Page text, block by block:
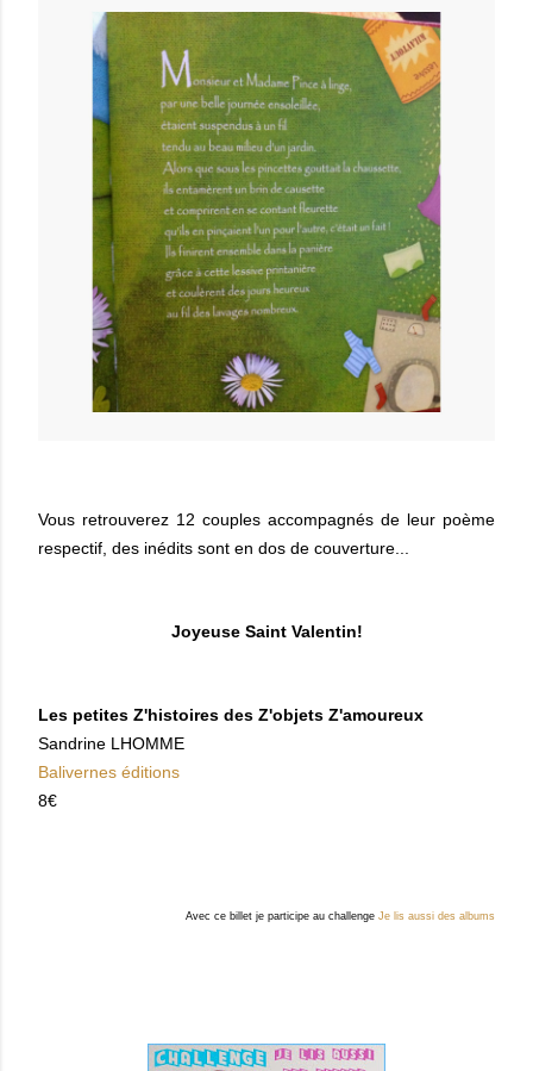
Vous retrouverez 12 couples accompagnés de leur poème
respectif, des inédits sont en dos de couverture...
Joyeuse Saint Valentin!
Les petites Z'histoires des Z'objets Z'amoureux
Sandrine LHOMME
Balivernes éditions
8€
Avec ce billet je participe au challenge Je lis aussi des albums